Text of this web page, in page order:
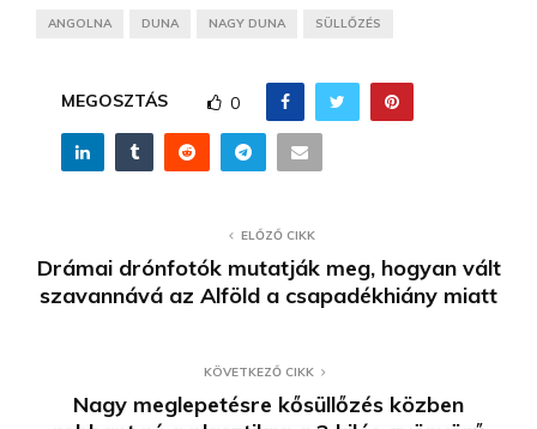
ANGOLNA DUNA NAGY DUNA SÜLLŐZÉS
MEGOSZTÁS 0
ELŐZŐ CIKK
Drámai drónfotók mutatják meg, hogyan vált
szavannává az Alföld a csapadékhiány miatt
KÖVETKEZŐ CIKK
Nagy meglepetésre kősüllőzés közben